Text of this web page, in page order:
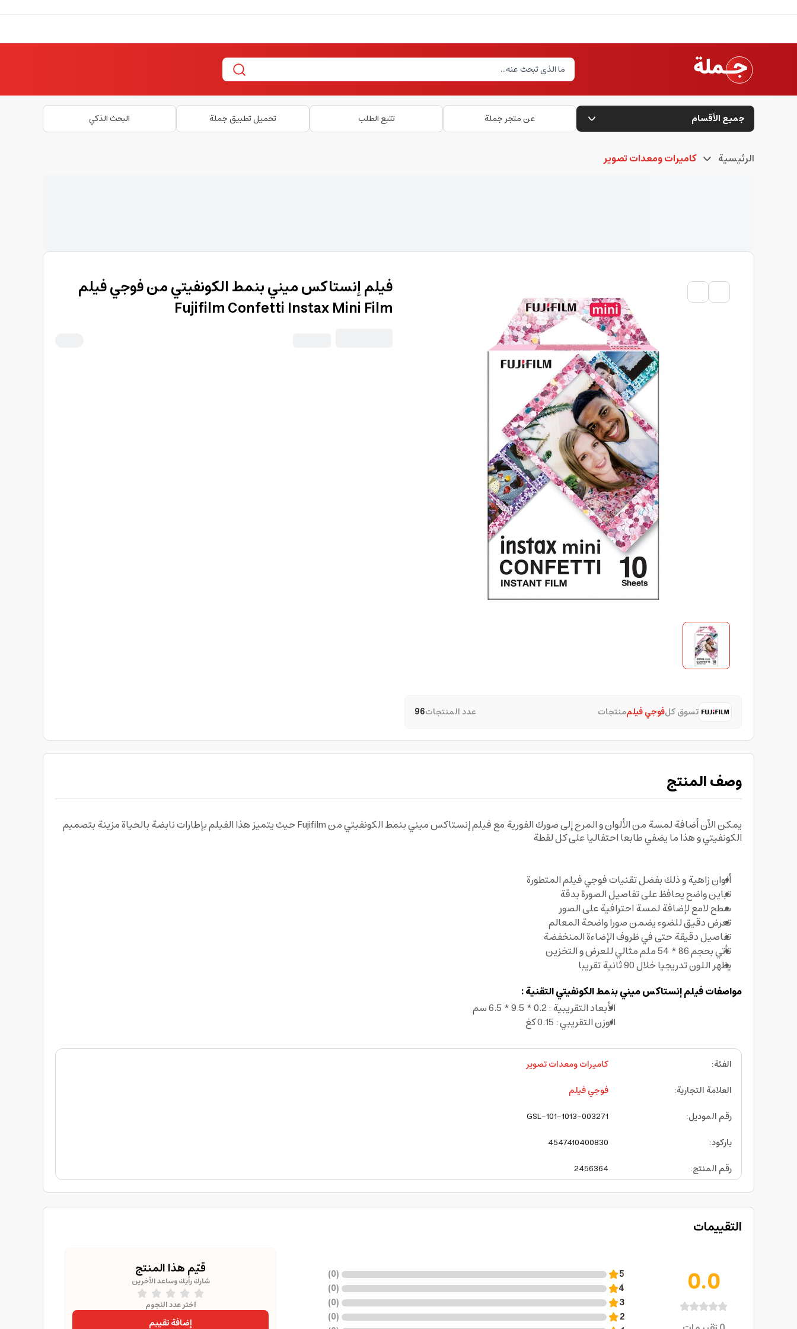
جميع الأقسام عن متجر جملة تتبع الطلب تحميل تطبيق جملة البحث الذكي
الرئيسية كاميرات ومعدات تصوير
تسوق كلفوجي فيلممنتجات عدد المنتجات96
فيلم إنستاكس ميني بنمط الكونفيتي من فوجي فيلم
Fujifilm Confetti Instax Mini Film
وصف المنتج
يمكن الآن أضافة لمسة من الألوان و المرح إلى صورك الفورية مع فيلم إنستاكس ميني بنمط الكونفيتي من Fujifilm حيث يتميز هذا الفيلم بإطارات نابضة بالحياة مزينة بتصميم
الكونفيتي و هذا ما يضفي طابعا احتفاليا على كل لقطة
مميزات فيلم إنستاكس ميني بنمط الكونفيتي من فوجي فيلم :
ألوان زاهية و ذلك بفضل تقنيات فوجي فيلم المتطورة
تباين واضح يحافظ على تفاصيل الصورة بدقة
سطح لامع لإضافة لمسة احترافية على الصور
تعرض دقيق للضوء يضمن صورا واضحة المعالم
تفاصيل دقيقة حتى في ظروف الإضاءة المنخفضة
تأتي بحجم 86 * 54 ملم مثالي للعرض و التخزين
يظهر اللون تدريجيا خلال 90 ثانية تقريبا
مواصفات فيلم إنستاكس ميني بنمط الكونفيتي التقنية :
الأبعاد التقريبية : 0.2 * 9.5 * 6.5 سم
الوزن التقريبي : 0.15 كغ
الفئة:
كاميرات ومعدات تصوير
العلامة التجارية:
فوجي فيلم
رقم الموديل:
GSL-101-1013-003271
باركود:
4547410400830
رقم المنتج:
2456364
التقييمات
0.0
5
(
0
)
4
(
0
)
3
(
0
)
2
(
0
)
قيّم هذا المنتج
شارك رأيك وساعد الآخرين
اختر عدد النجوم
إضافة تقييم